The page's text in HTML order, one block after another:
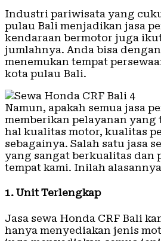
Industri pariwisata yang
pulau Bali menjadikan jasa
kendaraan bermotor juga
jumlahnya. Anda bisa
menemukan tempat
kota pulau Bali.
Namun, apakah semua jasa
memberikan pelayanan yang
hal kualitas motor, kualitas
sebagainya. Salah satu jasa
yang sangat berkualitas dan
tempat kami. Inilah
1. Unit Terlengkap
Jasa sewa Honda CRF Bali
hanya menyediakan jenis